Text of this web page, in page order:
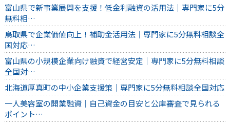
富山県で新事業展開を支援！低金利融資の活用法｜専門家に5分
無料相…
鳥取県で企業価値向上！補助金活用法｜専門家に5分無料相談全
国対応…
富山県の小規模企業向け融資で経営安定｜専門家に5分無料相談
全国対…
北海道厚真町の中小企業支援策｜専門家に5分無料相談全国対応
一人美容室の開業融資｜自己資金の目安と公庫審査で見られる
ポイント…